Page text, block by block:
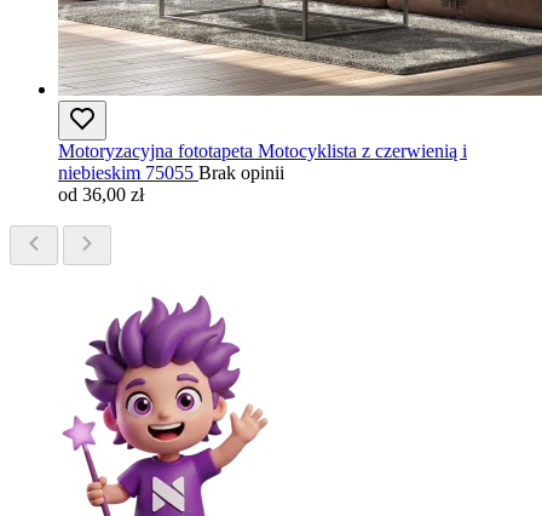
Motoryzacyjna fototapeta Motocyklista z czerwienią i
niebieskim 75055 Brak opinii
od 36,00 zł